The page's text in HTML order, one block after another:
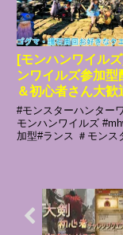
先...
[モンハンワイル
ンワイルズ参加型
＆初心者さん大歓
ンスターハンター
][#MHWilds][#参
#モンスターハンター
モンハンワイルズ
加型#ランス ＃モンス
うございます。新作ゲ
イナーゲームまで...